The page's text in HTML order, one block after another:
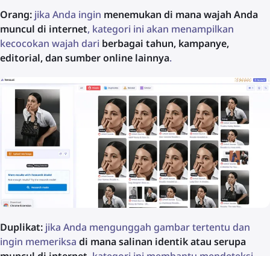
Orang: jika Anda ingin menemukan di mana wajah Anda
muncul di internet, kategori ini akan menampilkan
kecocokan wajah dari berbagai tahun, kampanye,
editorial, dan sumber online lainnya.
Duplikat: jika Anda mengunggah gambar tertentu dan
ingin memeriksa di mana salinan identik atau serupa